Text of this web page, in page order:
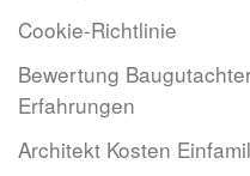
Cookie-Richtlinie
Bewertung
Erfahrungen
Architekt Kosten